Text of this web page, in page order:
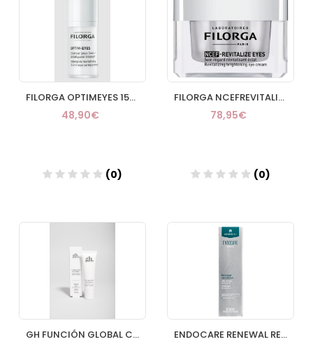
FILORGA OPTIMEYES 15ML
48,90€
(0)
FILORGA NCEFREVITALIZE EYES 15ML
78,95€
(0)
Añadir
GH FUNCIÓN GLOBAL CONTORNO OJOS Y LABIOS 30ML ENDOCARE RENEWAL RETINOID CONTORNO DE OJOS 15 ML